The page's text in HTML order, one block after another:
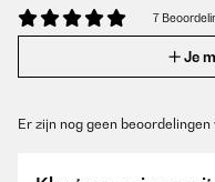
7
Je
Er zijn nog geen